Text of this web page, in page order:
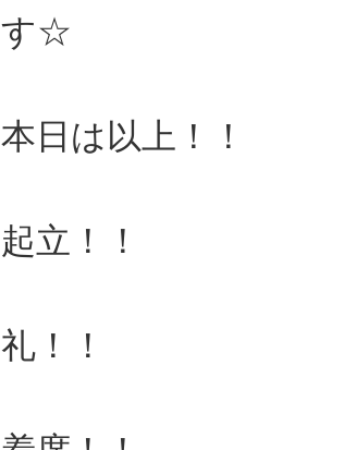
す☆
本日は以上！！
起立！！
礼！！